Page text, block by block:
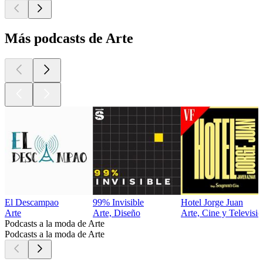
Más podcasts de Arte
El Descampao
Arte
99% Invisible
Arte, Diseño
Hotel Jorge Juan
Arte, Cine y
Podcasts a la moda de Arte
Podcasts a la moda de Arte